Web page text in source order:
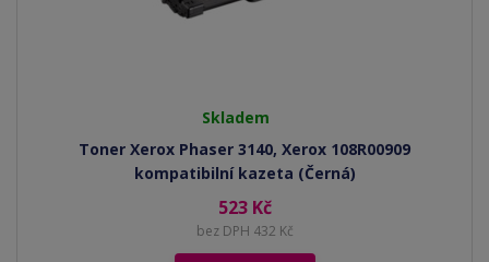
Skladem
Toner Xerox Phaser 3140, Xerox 108R00909
kompatibilní kazeta (Černá)
523 Kč
bez DPH 432 Kč